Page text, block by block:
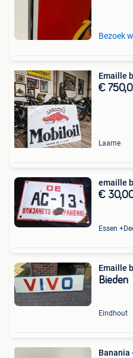
Bezoek
Emaille
€
Laarne
emaille
€
Essen
Emaille
Bieden
Eindhout
Banania